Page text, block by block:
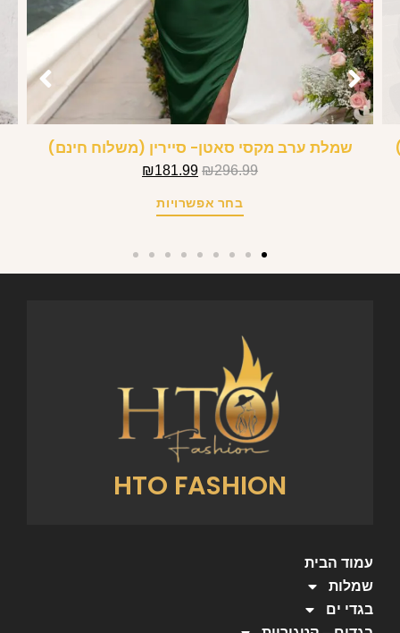
שמלת ערב מקסי סאטן- סיירין (משלוח חינם)
₪296.99
₪181.99
בחר אפשרויות
HTO FASHION
עמוד הבית
שמלות
בגדי ים